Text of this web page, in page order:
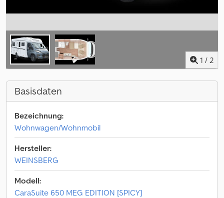
1 / 2
Basisdaten
Bezeichnung:
Wohnwagen/Wohnmobil
Hersteller:
WEINSBERG
Modell:
CaraSuite 650 MEG EDITION [SPICY]